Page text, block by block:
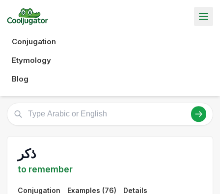
Conjugation
Etymology
Blog
ذكر
to remember
Conjugation Examples (76) Details